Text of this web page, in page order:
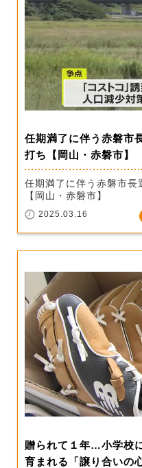
任期満了に伴う赤磐
打ち【岡山・赤磐市】
任期満了に伴う赤磐市
【岡山・赤磐市】
2025.03.16
贈られて１年…小学校
育まれる「譲り合いの